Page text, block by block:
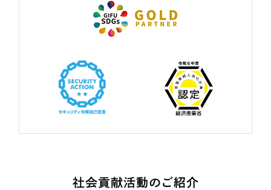
社会貢献活動のご紹介